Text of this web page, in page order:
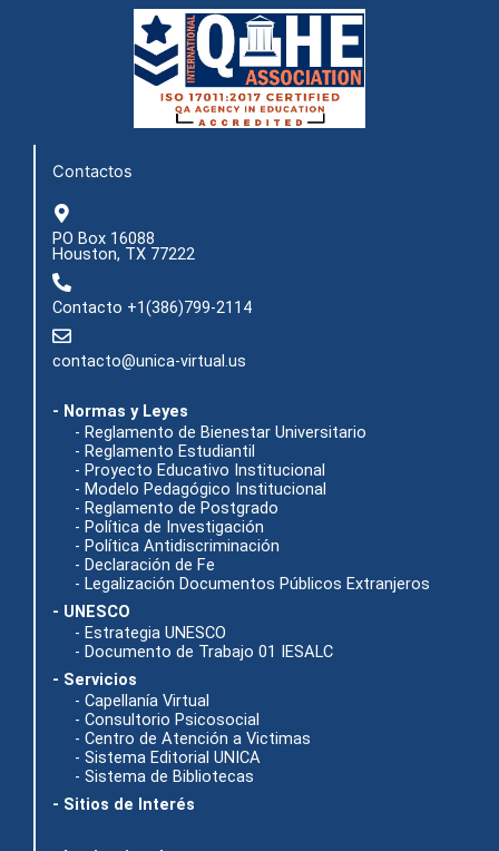
t
a
g
a
t
u
b
e
w
i
t
t
e
Contactos
PO Box 16088
Houston, TX 77222
Contacto +1(386)799-2114
contacto@unica-virtual.us
- Normas y Leyes
- Reglamento de Bienestar Universitario
- Reglamento Estudiantil
- Proyecto Educativo Institucional
- Modelo Pedagógico Institucional
- Reglamento de Postgrado
- Política de Investigación
- Política Antidiscriminación
- Declaración de Fe
- Legalización Documentos Públicos Extranjeros
- UNESCO
- Estrategia UNESCO
- Documento de Trabajo 01 IESALC
- Servicios
- Capellanía Virtual
- Consultorio Psicosocial
- Centro de Atención a Victimas
- Sistema Editorial UNICA
- Sistema de Bibliotecas
- Sitios de Interés